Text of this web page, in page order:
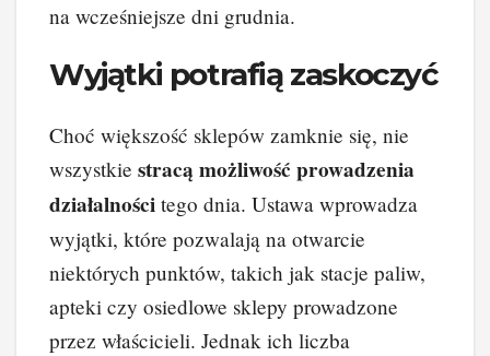
na wcześniejsze dni grudnia.
Wyjątki potrafią zaskoczyć
Choć większość sklepów zamknie się, nie
wszystkie stracą możliwość prowadzenia
działalności tego dnia. Ustawa wprowadza
wyjątki, które pozwalają na otwarcie
niektórych punktów, takich jak stacje paliw,
apteki czy osiedlowe sklepy prowadzone
przez właścicieli. Jednak ich liczba